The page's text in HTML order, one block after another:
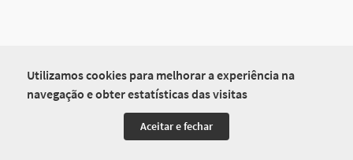
Utilizamos cookies para melhorar a experiência na
navegação e obter estatísticas das visitas
Aceitar e fechar